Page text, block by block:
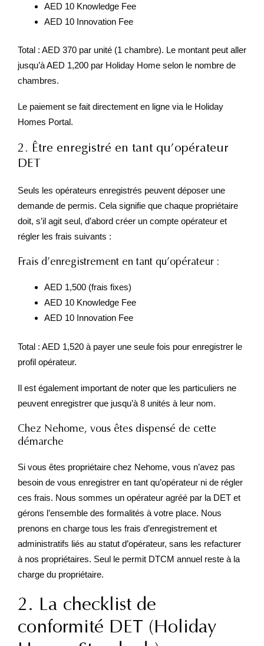
AED 10 Knowledge Fee
AED 10 Innovation Fee
Total : AED 370 par unité (1 chambre). Le montant peut aller
jusqu’à AED 1,200 par Holiday Home selon le nombre de
chambres.
Le paiement se fait directement en ligne via le Holiday
Homes Portal.
2. Être enregistré en tant qu’opérateur
DET
Seuls les opérateurs enregistrés peuvent déposer une
demande de permis. Cela signifie que chaque propriétaire
doit, s’il agit seul, d’abord créer un compte opérateur et
régler les frais suivants :
Frais d’enregistrement en tant qu’opérateur :
AED 1,500 (frais fixes)
AED 10 Knowledge Fee
AED 10 Innovation Fee
Total : AED 1,520 à payer une seule fois pour enregistrer le
profil opérateur.
Il est également important de noter que les particuliers ne
peuvent enregistrer que jusqu’à 8 unités à leur nom.
Chez Nehome, vous êtes dispensé de cette
démarche
Si vous êtes propriétaire chez Nehome, vous n’avez pas
besoin de vous enregistrer en tant qu’opérateur ni de régler
ces frais. Nous sommes un opérateur agréé par la DET et
gérons l’ensemble des formalités à votre place. Nous
prenons en charge tous les frais d’enregistrement et
administratifs liés au statut d’opérateur, sans les refacturer
à nos propriétaires. Seul le permit DTCM annuel reste à la
charge du propriétaire.
2. La checklist de
conformité DET (Holiday